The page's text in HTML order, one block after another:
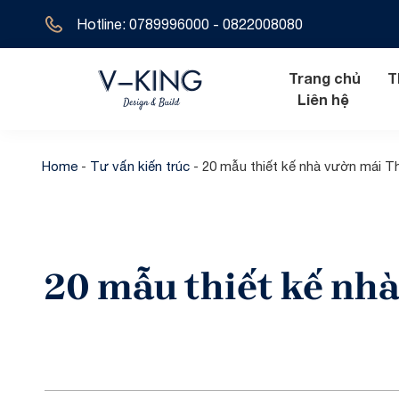
Hotline: 0789996000 - 0822008080
Trang chủ
Biệt thự cổ
Biệt thự 2
Nội thất cổ
Liên hệ
Home- Tư vấn kiến trúc- 20 mẫu thiết kế nhà vườn mái
20 mẫu thiết kế